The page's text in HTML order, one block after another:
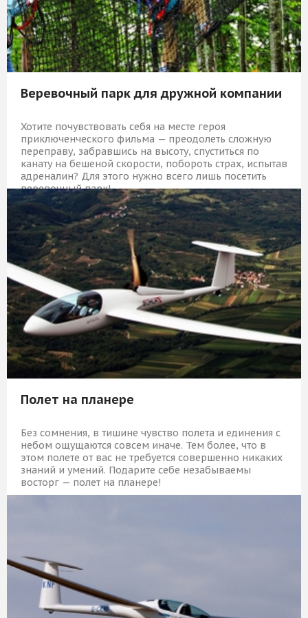
Веревочный парк для дружной компании
Хотите почувствовать себя на месте героя
приключенческого фильма — преодолеть сложную
переправу, забравшись на высоту, спуститься по
канату на бешеной скорости, побороть страх, испытав
адреналин? Для этого нужно всего лишь посетить
веревочный парк!
10 529 Р КУПИТЬ
Полет на планере
Без сомнения, в тишине чувство полета и единения с
небом ощущаются совсем иначе. Тем более, что в
этом полете от вас не требуется совершенно никаких
знаний и умений. Подарите себе незабываемы
восторг — полет на планере!